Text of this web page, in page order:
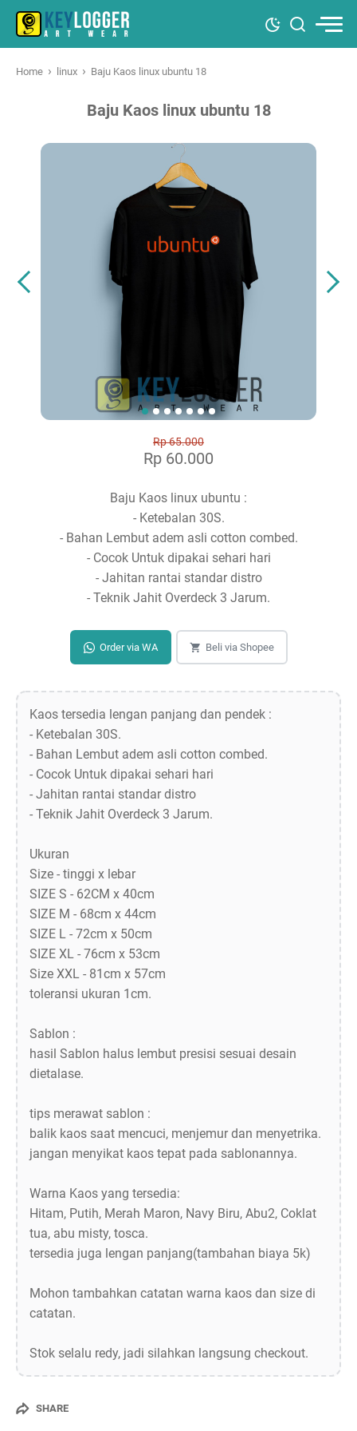
Home › linux › Baju Kaos linux ubuntu 18
Baju Kaos linux ubuntu 18
Rp 65.000
Rp 60.000
Baju Kaos linux ubuntu :
- Ketebalan 30S.
- Bahan Lembut adem asli cotton combed.
- Cocok Untuk dipakai sehari hari
- Jahitan rantai standar distro
- Teknik Jahit Overdeck 3 Jarum.
Order via WA Beli via Shopee
Kaos tersedia lengan panjang dan pendek :
- Ketebalan 30S.
- Bahan Lembut adem asli cotton combed.
- Cocok Untuk dipakai sehari hari
- Jahitan rantai standar distro
- Teknik Jahit Overdeck 3 Jarum.
Ukuran
Size - tinggi x lebar
SIZE S - 62CM x 40cm
SIZE M - 68cm x 44cm
SIZE L - 72cm x 50cm
SIZE XL - 76cm x 53cm
Size XXL - 81cm x 57cm
toleransi ukuran 1cm.
Sablon :
hasil Sablon halus lembut presisi sesuai desain
dietalase.
tips merawat sablon :
balik kaos saat mencuci, menjemur dan menyetrika.
jangan menyikat kaos tepat pada sablonannya.
Warna Kaos yang tersedia:
Hitam, Putih, Merah Maron, Navy Biru, Abu2, Coklat
tua, abu misty, tosca.
tersedia juga lengan panjang(tambahan biaya 5k)
Mohon tambahkan catatan warna kaos dan size di
catatan.
Stok selalu redy, jadi silahkan langsung checkout.
SHARE